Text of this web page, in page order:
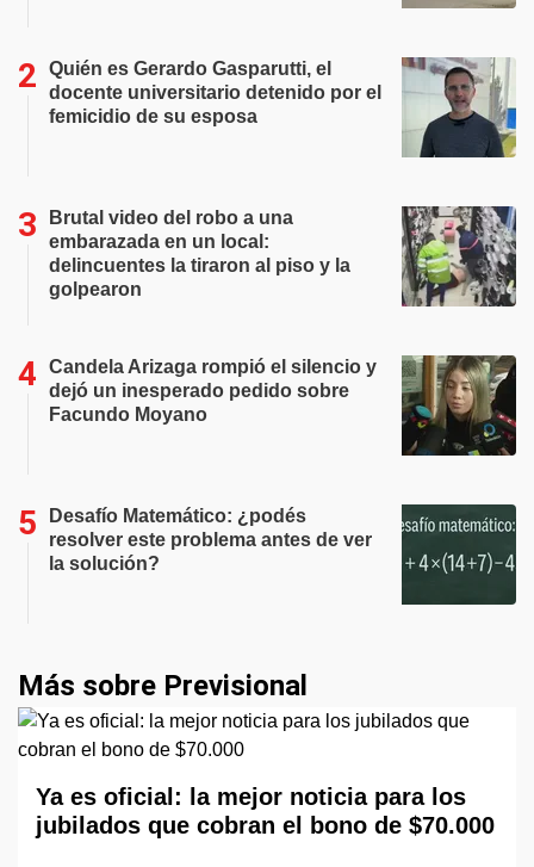
Quién es Gerardo Gasparutti, el
docente universitario detenido por el
femicidio de su esposa
Brutal video del robo a una
embarazada en un local:
delincuentes la tiraron al piso y la
golpearon
Candela Arizaga rompió el silencio y
dejó un inesperado pedido sobre
Facundo Moyano
Desafío Matemático: ¿podés
resolver este problema antes de ver
la solución?
Más sobre Previsional
Ya es oficial: la mejor noticia para los
jubilados que cobran el bono de $70.000